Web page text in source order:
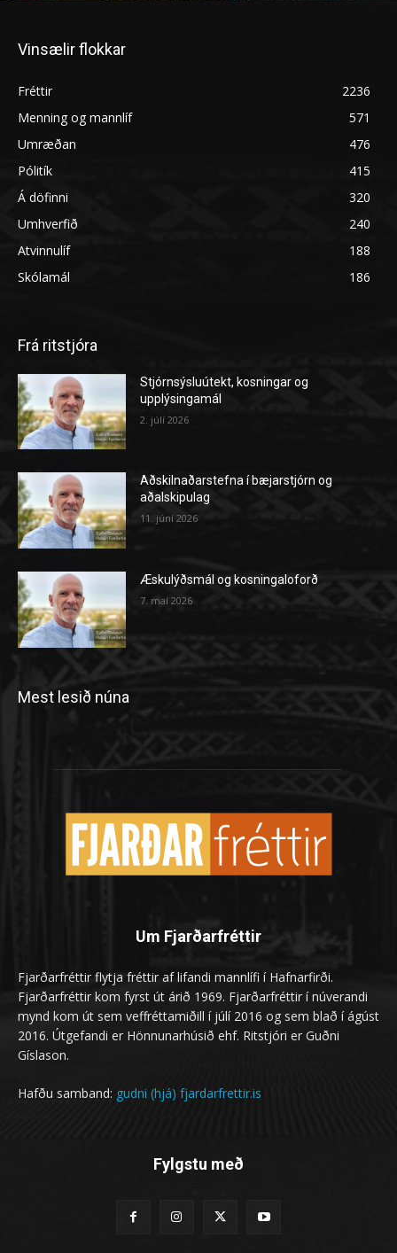
Vinsælir flokkar
Fréttir
2236
Menning og mannlíf
571
Umræðan
476
Pólitík
415
Á döfinni
320
Umhverfið
240
Atvinnulíf
188
Skólamál
186
Frá ritstjóra
Stjórnsýsluútekt, kosningar og
upplýsingamál
2. júlí 2026
Aðskilnaðarstefna í bæjarstjórn og
aðalskipulag
11. júní 2026
Æskulýðsmál og kosningaloforð
7. maí 2026
Mest lesið núna
Um Fjarðarfréttir
Fjarðarfréttir flytja fréttir af lifandi mannlífi í Hafnarfirði.
Fjarðarfréttir kom fyrst út árið 1969. Fjarðarfréttir í núverandi
mynd kom út sem veffréttamiðill í júlí 2016 og sem blað í ágúst
2016. Útgefandi er Hönnunarhúsið ehf. Ritstjóri er Guðni
Gíslason.
Hafðu samband: gudni (hjá) fjardarfrettir.is
Fylgstu með